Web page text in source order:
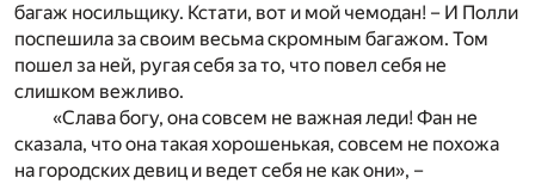
багаж носильщику. Кстати, вот и мой чемодан! – И Полли
поспешила за своим весьма скромным багажом. Том
пошел за ней, ругая себя за то, что повел себя не
слишком вежливо.
«Слава богу, она совсем не важная леди! Фан не
сказала, что она такая хорошенькая, совсем не похожа
на городских девиц и ведет себя не как они», –